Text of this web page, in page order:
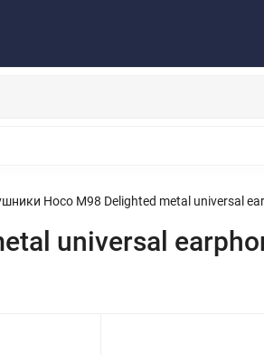
Hoco M98 Delighted metal universal
universal